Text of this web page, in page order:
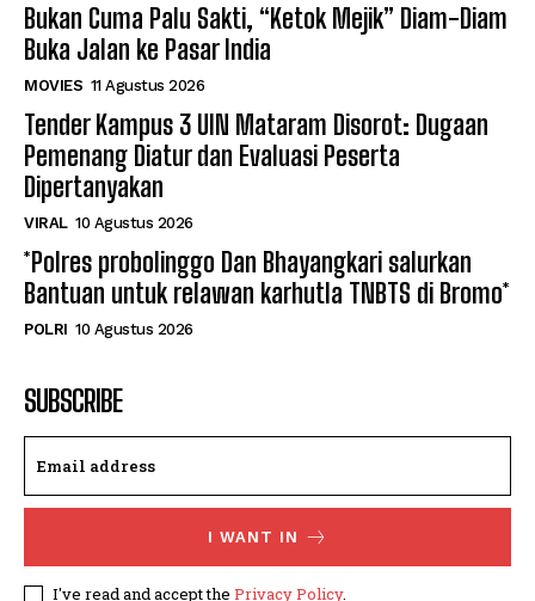
Bukan Cuma Palu Sakti, “Ketok Mejik” Diam-Diam
Buka Jalan ke Pasar India
MOVIES 11 Agustus 2026
Tender Kampus 3 UIN Mataram Disorot: Dugaan
Pemenang Diatur dan Evaluasi Peserta
Dipertanyakan
VIRAL 10 Agustus 2026
*Polres probolinggo Dan Bhayangkari salurkan
Bantuan untuk relawan karhutla TNBTS di Bromo*
POLRI 10 Agustus 2026
SUBSCRIBE
I WANT IN
I've read and accept the Privacy Policy.